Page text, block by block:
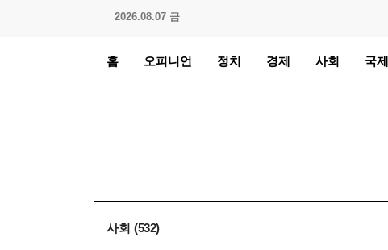
2026.08.07 금
홈 오피니언 정치 경제 사회 국제
사회 (532)